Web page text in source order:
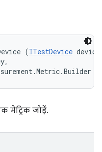
(ITestDevice
मेट्रिक जोड़ें.